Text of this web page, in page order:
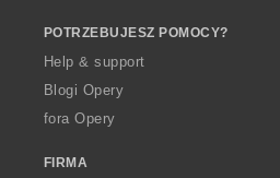
POTRZEBUJESZ POMOCY?
Help & support
Blogi Opery
fora Opery
FIRMA